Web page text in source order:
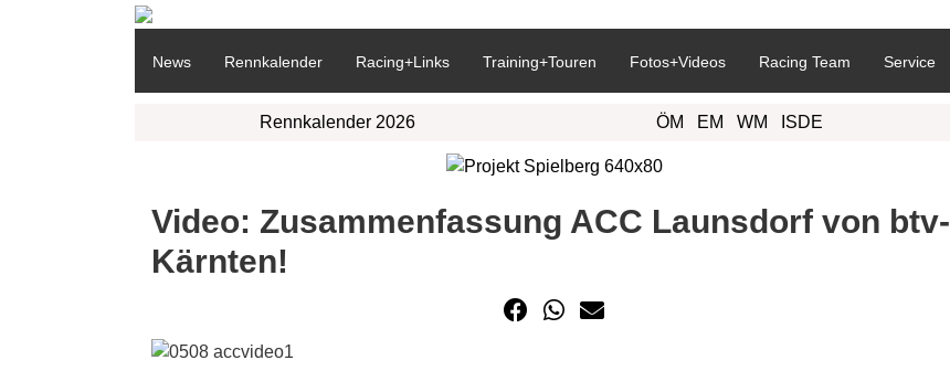
News Rennkalender Racing+Links Training+Touren Fotos+Videos Racing Team Service
Rennkalender 2026 ÖM EM WM ISDE
Video: Zusammenfassung ACC Launsdorf von btv-
Kärnten!